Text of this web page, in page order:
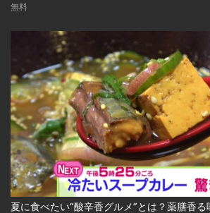
無料